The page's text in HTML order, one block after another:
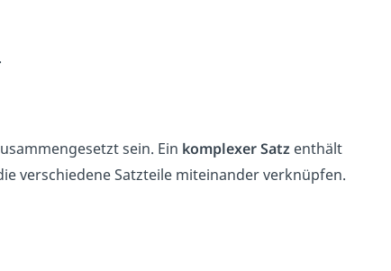
sein. Ein komplexer Satz enthält
verschiedene Satzteile miteinander verknüpfen.